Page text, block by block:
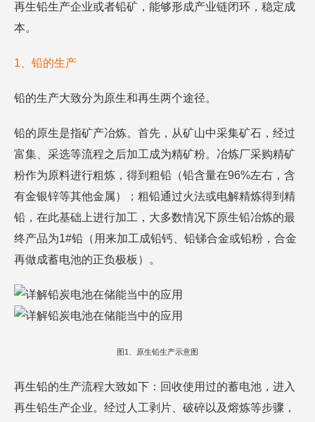
再生铅生产企业或者铅矿，能够形成产业链闭环，稳定成
本。
1、铅的生产
铅的生产大致分为原生和再生两个途径。
铅的原生是指矿产冶炼。首先，从矿山中采集矿石，经过
富集、采选等流程之后加工成为精矿粉。冶炼厂采购精矿
粉作为原料进行粗炼，得到粗铅（铅含量在96%左右，含
有金银锌等其他金属）；粗铅通过火法或电解精炼得到精
铅，在此基础上进行加工，大多数情况下原生铅冶炼的最
终产品为1#铅（用来加工成铅钙、铅锑合金或铅粉，合金
再做成蓄电池的正负极板）。
图1、原生铅生产示意图
再生铅的生产流程大致如下：回收使用过的蓄电池，进入
再生铅生产企业。经过人工剥片、破碎以及熔炼等步骤，